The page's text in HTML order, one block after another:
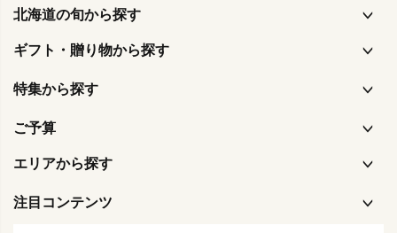
北海道の旬から探す
ギフト・贈り物から探す
特集から探す
ご予算
エリアから探す
注目コンテンツ